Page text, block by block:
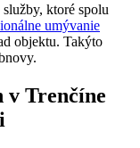
ktoré spolu
umývanie
objektu. Takýto
v Trenčíne